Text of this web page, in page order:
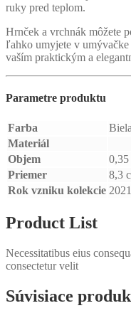
ruky pred teplom.
Hrnček a vrchnák môžete
ľahko umyjete v umývačke
vaším praktickým a
Parametre produktu
Farba
Materiál
Objem
0,35
Priemer
8,3
Rok vzniku kolekcie 2021
Product List
Necessitatibus eius
consectetur velit
Súvisiace